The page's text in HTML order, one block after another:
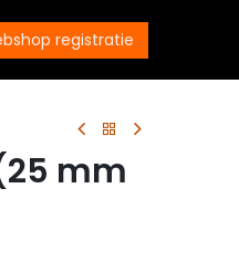
op met ons
registratie
mm